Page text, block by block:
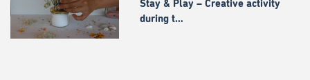
Stay & Play – Creative activity
during t…